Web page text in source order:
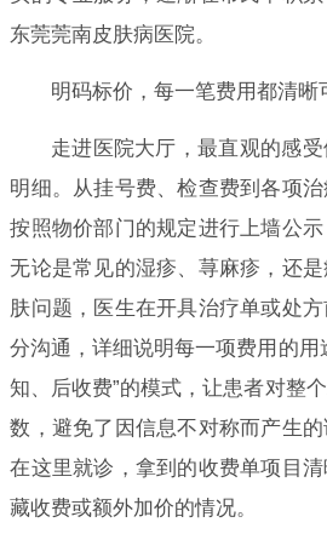
东莞莞南皮肤病医院。
明码标价，每一笔费用都清晰
走进医院大厅，最直观的感
明细。从挂号费、检查费到各项
按照物价部门的规定进行上墙公示
无论是常见的湿疹、荨麻疹，还
肤问题，医生在开具治疗单或处
分沟通，详细说明每一项费用的用
知、后收费”的模式，让患者对整
数，避免了因信息不对称而产生
在这里就诊，拿到的收费单项目
藏收费或额外加价的情况。